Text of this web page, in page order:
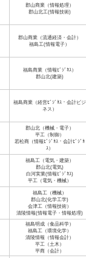
郡山商業（情報処理）
郡山北工(情報技術)
郡山商業（流通経済・会計）
福島工(情報電子）
福島商業（情報ﾋﾞｼﾞﾈｽ）
郡山北(建築)
福島商業（経営ﾋﾞｼﾞﾈｽ・会計ビジ
ネス）
郡山北（機械・電子）
平工（制御）
若松商（情報ﾋﾞｼﾞﾈｽ・会計ﾋﾞｼﾞﾈ
ｽ）
福島工（電気・建築）
郡山北(電気)
白河実業(情報ﾋﾞｼﾞﾈｽ)
平工（電気・機械）
福島工（機械）
郡山北(化学工学)
会津工（情報技術）
清陵情報(情報電子・情報処理)
福島明成（食品科学）
福島工（環境化学）
清陵情報（情報会計）
平工（土木）
平商（会計）